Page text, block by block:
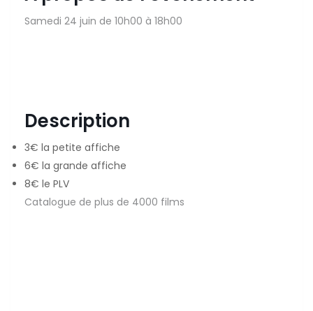
Samedi 24 juin de 10h00 à 18h00
Description
3€ la petite affiche
6€ la grande affiche
8€ le PLV
Catalogue de plus de 4000 films